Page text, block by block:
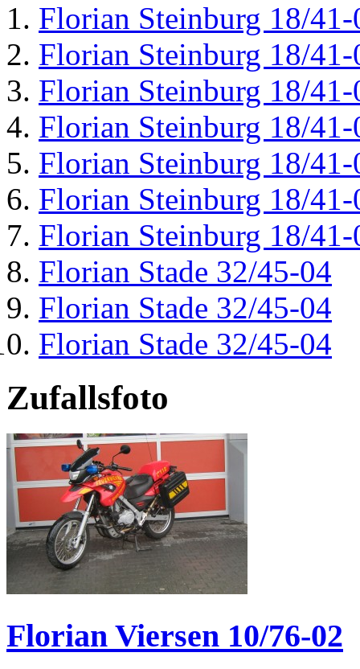
Florian Steinburg 18/41-
Florian Steinburg 18/41-
Florian Steinburg 18/41-
Florian Steinburg 18/41-
Florian Steinburg 18/41-
Florian Steinburg 18/41-
Florian Steinburg 18/41-
Florian Stade 32/45-04
Florian Stade 32/45-04
Florian Stade 32/45-04
Zufallsfoto
Florian Viersen 10/76-02